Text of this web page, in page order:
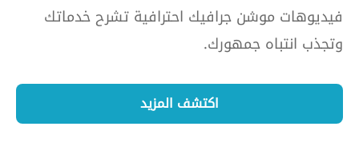
فيديوهات موشن جرافيك احترافية تشرح خدماتك
وتجذب انتباه جمهورك.
اكتشف المزيد